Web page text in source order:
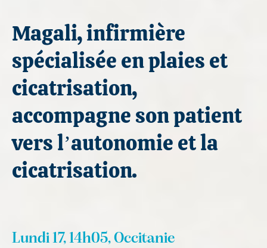
Magali, infirmière
spécialisée en plaies et
cicatrisation,
accompagne son patient
vers l’autonomie et la
cicatrisation.
Lundi 17, 14h05, Occitanie